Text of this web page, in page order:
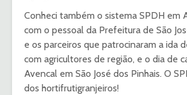
Conheci também o sistema SPDH em
com o pessoal da Prefeitura de São
e os parceiros que patrocinaram a ida
com agricultores de região, e o dia de
Avencal em São José dos Pinhais. O
dos hortifrutigranjeiros!